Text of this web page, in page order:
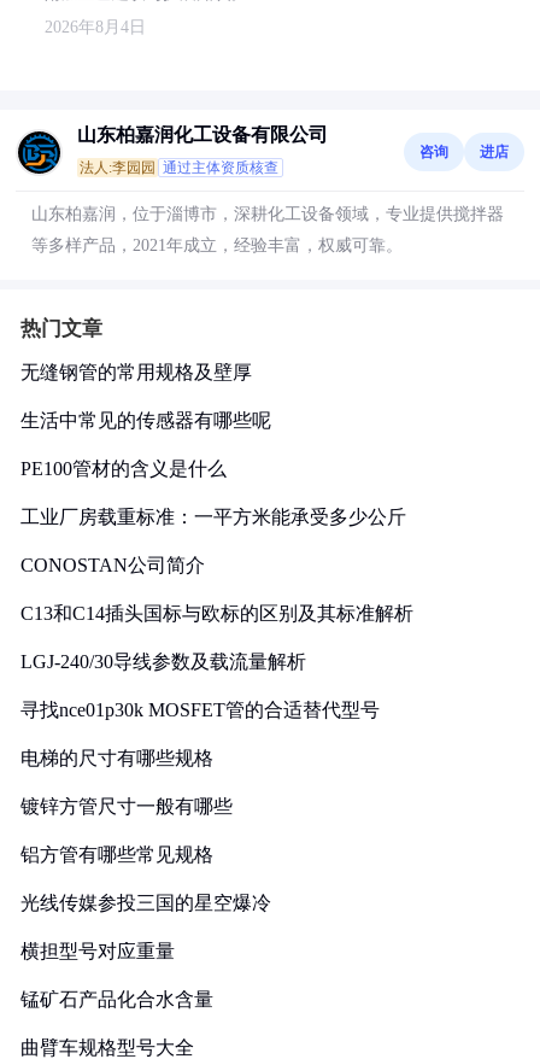
2026年8月4日
山东柏嘉润化工设备有限公司
法人:李园园 通过主体资质核查
咨询 进店
山东柏嘉润，位于淄博市，深耕化工设备领域，专业提供搅拌器
等多样产品，2021年成立，经验丰富，权威可靠。
热门文章
无缝钢管的常用规格及壁厚
生活中常见的传感器有哪些呢
PE100管材的含义是什么
工业厂房载重标准：一平方米能承受多少公斤
CONOSTAN公司简介
C13和C14插头国标与欧标的区别及其标准解析
LGJ-240/30导线参数及载流量解析
寻找nce01p30k MOSFET管的合适替代型号
电梯的尺寸有哪些规格
镀锌方管尺寸一般有哪些
铝方管有哪些常见规格
光线传媒参投三国的星空爆冷
横担型号对应重量
锰矿石产品化合水含量
曲臂车规格型号大全